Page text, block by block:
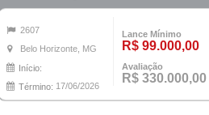
2607
Belo Horizonte, MG
Início:
Término: 17/06/2026
Lance Mínimo
R$ 99.000,00
Avaliação
R$ 330.000,00